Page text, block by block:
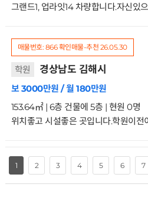
매물번호: 866확인매물-추천 26.05.30
학원 경상남도 김해시
보 3000만원 / 월 180만원
153.64㎡ | 6층 건물에 5층 | 현원 0명
1 2 3 4 5 6 7